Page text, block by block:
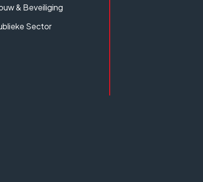
& Beveiliging
Sector